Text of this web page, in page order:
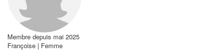
Membre depuis mai 2025
Françoise | Femme